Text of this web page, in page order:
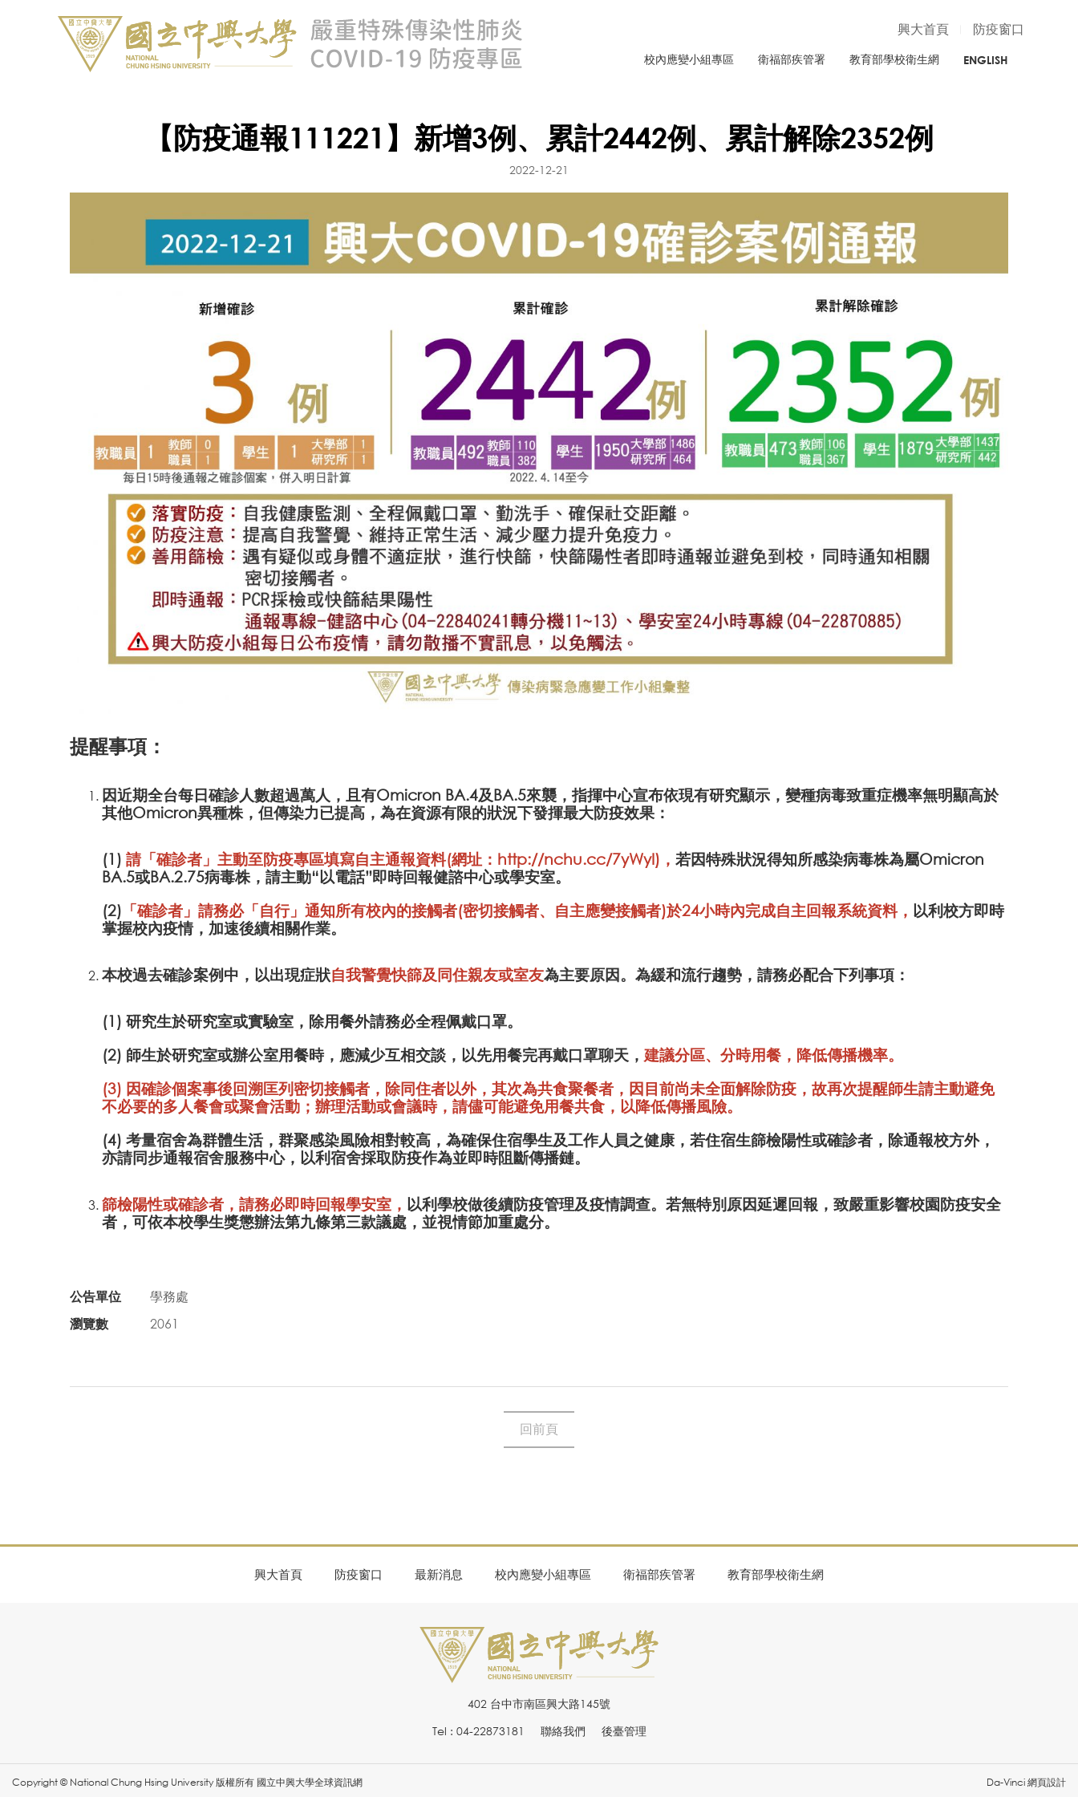
興大首頁 防疫窗口
校內應變小組專區 衛福部疾管署 教育部學校衛生網 ENGLISH
【防疫通報111221】新增3例、累計2442例、累計解除2352例
2022-12-21
提醒事項：
因近期全台每日確診人數超過萬人，且有Omicron BA.4及BA.5來襲，指揮中心宣布依現有研究顯示，變種病毒致重症機率無明顯高於
其他Omicron異種株，但傳染力已提高，為在資源有限的狀況下發揮最大防疫效果：
(1) 請「確診者」主動至防疫專區填寫自主通報資料(網址： http://nchu.cc/7yWyI) ， 若因特殊狀況得知所感染病毒株為屬Omicron
BA.5或BA.2.75病毒株，請主動“以電話”即時回報健諮中心或學安室。
(2) 「確診者」請務必「自行」通知所有校內的接觸者(密切接觸者、自主應變接觸者)於24小時內完成自主回報系統資料， 以利校方即時
掌握校內疫情，加速後續相關作業。
本校過去確診案例中，以出現症狀自我警覺快篩及同住親友或室友為主要原因。為緩和流行趨勢，請務必配合下列事項：
(1) 研究生於研究室或實驗室，除用餐外請務必全程佩戴口罩。
(2) 師生於研究室或辦公室用餐時，應減少互相交談，以先用餐完再戴口罩聊天， 建議分區、分時用餐，降低傳播機率。
(3) 因確診個案事後回溯匡列密切接觸者，除同住者以外，其次為共食聚餐者，因目前尚未全面解除防疫，故再次提醒師生請主動避免
不必要的多人餐會或聚會活動；辦理活動或會議時，請儘可能避免用餐共食 ，以降低傳播風險。
(4) 考量宿舍為群體生活，群聚感染風險相對較高，為確保住宿學生及工作人員之健康，若住宿生篩檢陽性或確診者，除通報校方外，
亦請同步通報宿舍服務中心，以利宿舍採取防疫作為並即時阻斷傳播鏈。
篩檢陽性或確診者，請務必即時回報學安室， 以利學校做後續防疫管理及疫情調查。若無特別原因延遲回報，致嚴重影響校園防疫安全
者，可依本校學生獎懲辦法第九條第三款議處，並視情節加重處分。
公告單位
學務處
瀏覽數
2061
回前頁
興大首頁 防疫窗口 最新消息 校內應變小組專區 衛福部疾管署 教育部學校衛生網
402 台中市南區興大路145號
Tel : 04-22873181
聯絡我們 後臺管理
Copyright © National Chung Hsing University 版權所有 國立中興大學全球資訊網 Da-Vinci 網頁設計